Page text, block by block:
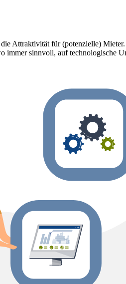
Attraktivität für (potenzielle)
immer sinnvoll, auf technologische